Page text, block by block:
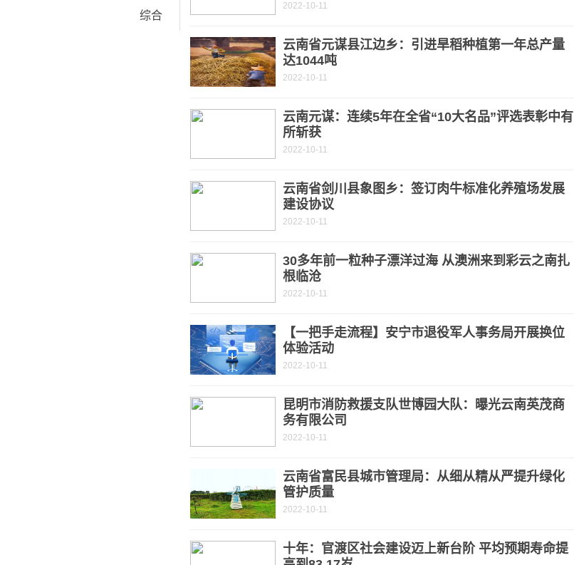
综合
2022-10-11
云南省元谋县江边乡：引进旱稻种植第一年总产量
达1044吨
2022-10-11
云南元谋：连续5年在全省“10大名品”评选表彰中有
所斩获
2022-10-11
云南省剑川县象图乡：签订肉牛标准化养殖场发展
建设协议
2022-10-11
30多年前一粒种子漂洋过海 从澳洲来到彩云之南扎
根临沧
2022-10-11
【一把手走流程】安宁市退役军人事务局开展换位
体验活动
2022-10-11
昆明市消防救援支队世博园大队：曝光云南英茂商
务有限公司
2022-10-11
云南省富民县城市管理局：从细从精从严提升绿化
管护质量
2022-10-11
十年：官渡区社会建设迈上新台阶 平均预期寿命提